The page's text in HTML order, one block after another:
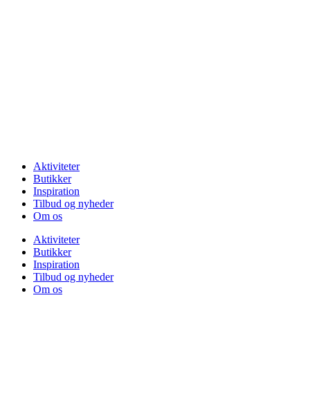
Aktiviteter
Butikker
Inspiration
Tilbud og nyheder
Om os
Aktiviteter
Butikker
Inspiration
Tilbud og nyheder
Om os